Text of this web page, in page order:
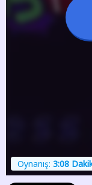
Oynanış: 3:08